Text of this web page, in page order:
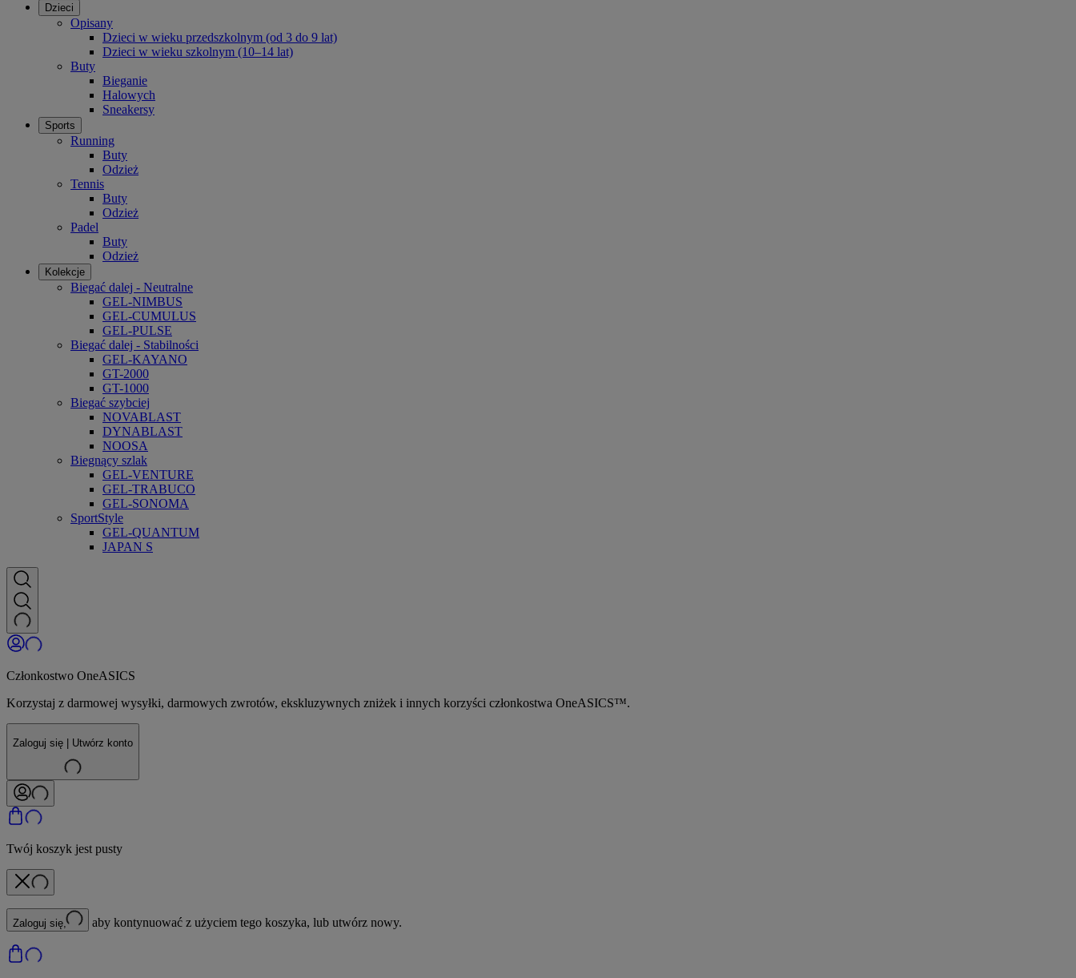
Dzieci
Opisany
Dzieci w wieku przedszkolnym (od 3 do 9 lat)
Dzieci w wieku szkolnym (10–14 lat)
Buty
Bieganie
Halowych
Sneakersy
Sports
Running
Buty
Odzież
Tennis
Buty
Odzież
Padel
Buty
Odzież
Kolekcje
Biegać dalej - Neutralne
GEL-NIMBUS
GEL-CUMULUS
GEL-PULSE
Biegać dalej - Stabilności
GEL-KAYANO
GT-2000
GT-1000
Biegać szybciej
NOVABLAST
DYNABLAST
NOOSA
Biegnący szlak
GEL-VENTURE
GEL-TRABUCO
GEL-SONOMA
SportStyle
GEL-QUANTUM
JAPAN S
Członkostwo OneASICS
Korzystaj z darmowej wysyłki, darmowych zwrotów, ekskluzywnych zniżek i innych korzyści członkostwa OneASICS™.
Zaloguj się | Utwórz konto
Twój koszyk jest pusty
Zaloguj się, aby kontynuować z użyciem tego koszyka, lub utwórz nowy.